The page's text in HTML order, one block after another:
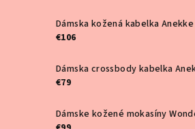
Dámska kožená kabelka
€106
Dámska crossbody kabelka
€79
Dámske kožené mokasíny